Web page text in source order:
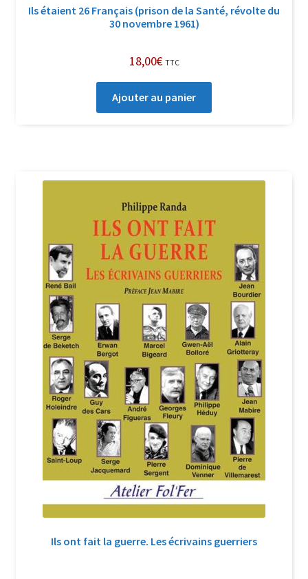
Ils étaient 26 Français (prison de la Santé, révolte du
30 novembre 1961)
18,00€ TTC
Ajouter au panier
Ils ont fait la guerre. Les écrivains guerriers